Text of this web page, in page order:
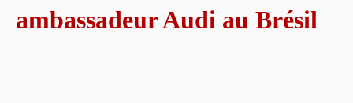
ambassadeur Audi au Brésil